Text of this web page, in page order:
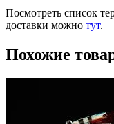
Посмотреть список
доставки можно тут.
Похожие